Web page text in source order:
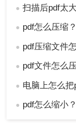
● 扫描后pdf太
● pdf怎么压缩
● pdf压缩文件怎
● pdf文件怎么压
● 电脑上怎么把
● pdf怎么缩小